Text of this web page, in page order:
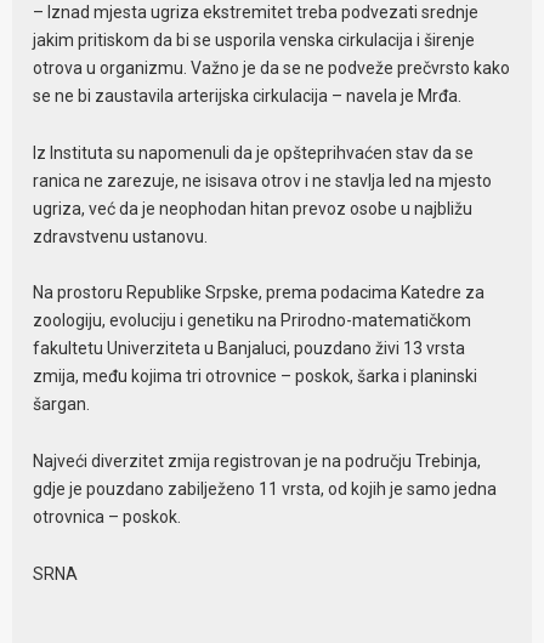
– Iznad mjesta ugriza ekstremitet treba podvezati srednje
jakim pritiskom da bi se usporila venska cirkulacija i širenje
otrova u organizmu. Važno je da se ne podveže prečvrsto kako
se ne bi zaustavila arterijska cirkulacija – navela je Mrđa.
Iz Instituta su napomenuli da je opšteprihvaćen stav da se
ranica ne zarezuje, ne isisava otrov i ne stavlja led na mjesto
ugriza, već da je neophodan hitan prevoz osobe u najbližu
zdravstvenu ustanovu.
Na prostoru Republike Srpske, prema podacima Katedre za
zoologiju, evoluciju i genetiku na Prirodno-matematičkom
fakultetu Univerziteta u Banjaluci, pouzdano živi 13 vrsta
zmija, među kojima tri otrovnice – poskok, šarka i planinski
šargan.
Najveći diverzitet zmija registrovan je na području Trebinja,
gdje je pouzdano zabilježeno 11 vrsta, od kojih je samo jedna
otrovnica – poskok.
SRNA